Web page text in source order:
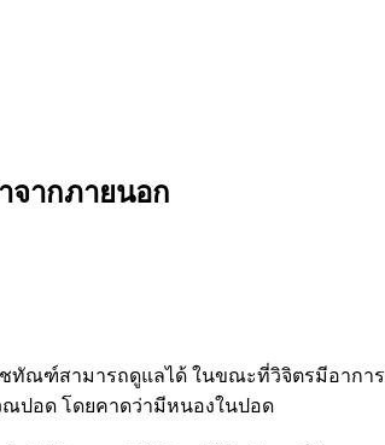
จากภายนอก
ทัณฑ์สามารถดูแลได้ ในขณะที่วิจิตรมีอากา
ณปอด โดยคาดว่ามีหนองในปอด